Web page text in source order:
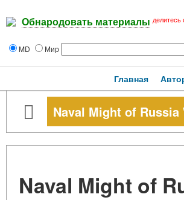
Обнародовать материалы
MD Мир
Главная
Naval Might of Russia
Naval Might of